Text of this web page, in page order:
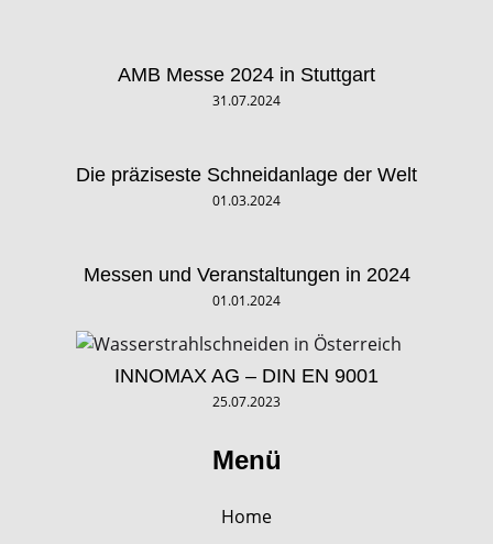
AMB Messe 2024 in Stuttgart
31.07.2024
Die präziseste Schneidanlage der Welt
01.03.2024
Messen und Veranstaltungen in 2024
01.01.2024
INNOMAX AG – DIN EN 9001
25.07.2023
Menü
Home